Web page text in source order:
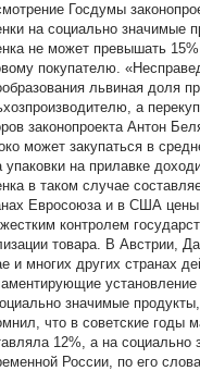
Госдумы
на социально значимые
не может превышать
покупателю.
львиная доля
а
законопроекта Антон
может закупаться в
упаковки на прилавке
в таком случае
Евросоюза и в США цены
контролем
товара. В Австрии,
и многих других странах
значимые
что в советские годы
12%, а на
России, по его